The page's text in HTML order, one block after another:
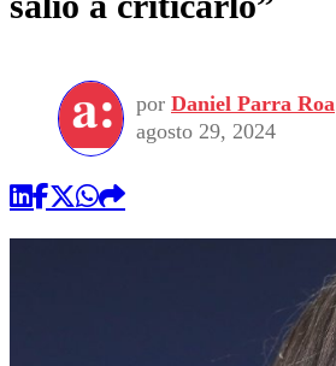
por Daniel Parra Roa
agosto 29, 2024